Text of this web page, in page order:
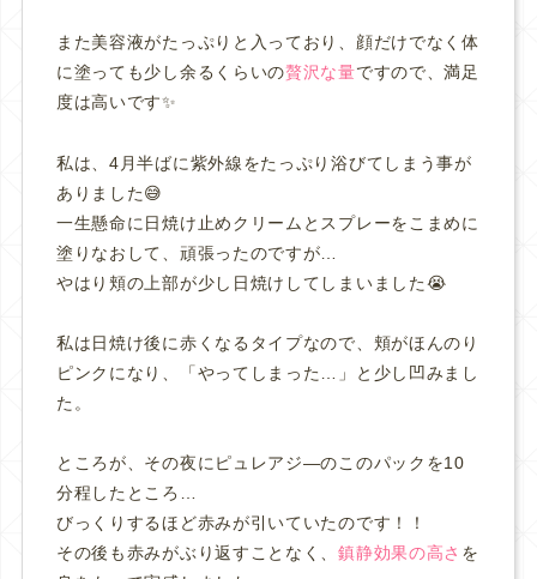
また美容液がたっぷりと入っており、顔だけでなく体
に塗っても少し余るくらいの贅沢な量ですので、満足
度は高いです✨
私は、4月半ばに紫外線をたっぷり浴びてしまう事が
ありました😅
一生懸命に日焼け止めクリームとスプレーをこまめに
塗りなおして、頑張ったのですが…
やはり頬の上部が少し日焼けしてしまいました😭
私は日焼け後に赤くなるタイプなので、頬がほんのり
ピンクになり、「やってしまった…」と少し凹みまし
た。
ところが、その夜にピュレアジ―のこのパックを10
分程したところ…
びっくりするほど赤みが引いていたのです！！
その後も赤みがぶり返すことなく、鎮静効果の高さ を